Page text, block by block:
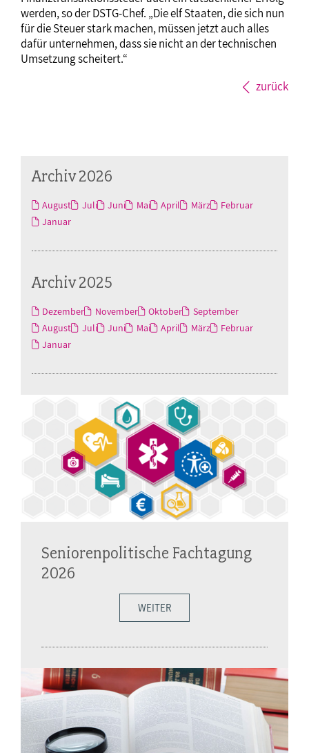
werden, so der DSTG-Chef. „Die elf Staaten, die sich nun
für die Steuer stark machen, müssen jetzt auch alles
dafür unternehmen, dass sie nicht an der technischen
Umsetzung scheitert.“
zurück
Archiv 2026
August Juli Juni Mai April März
Februar
Januar
Archiv 2025
Dezember November Oktober
September
August
Juli Juni Mai April März
Februar
Januar
Seniorenpolitische Fachtagung
2026
WEITER